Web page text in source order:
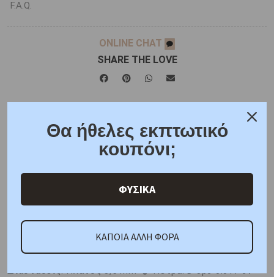
F.A.Q.
ONLINE CHAT
SHARE THE LOVE
Ρωτήστε μας
Κριτικές
Η τιμή ζεύγους υπολογίζεται με την γυναικεία βέρα σε
μέγεθος 56 και την ανδρική βέρα σε μέγεθος 64.
ΚΑΤΟΠΙΝ ΠΑΡΑΓΓΕΛΙΑΣ
Η τιμή αφορά το ζευγάρι
Μέταλλο : Λευκόχρυσος K8
Φινίρισμα : Λουστρέ
Διαστάσεις: Πλάτος 3,5 mm
Πέτρα: D 3pc 0.017 ct
Θα ήθελες εκπτωτικό
κουπόνι;
ΦΥΣΙΚΑ
ΚΑΠΟΙΑ ΑΛΛΗ ΦΟΡΑ